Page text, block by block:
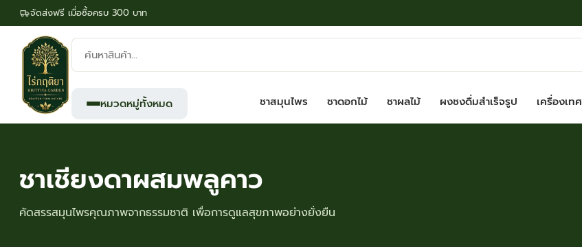
จัดส่งฟรี เมื่อซื้อครบ 300 บาท
ค้นหา
สินค้า:
หมวดหมู่ทั้งหมด ชาสมุนไพร ชาดอกไม้ ชาผลไม้ ผงชงดื่มสำเร็จรูป เครื่องเทศ
ชาเชียงดาผสมพลูคาว
คัดสรรสมุนไพรคุณภาพจากธรรมชาติ เพื่อการดูแลสุขภาพอย่างยั่งยืน